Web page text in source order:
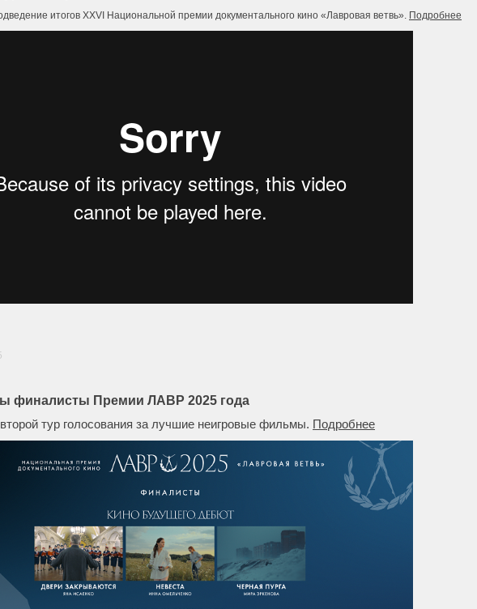
итогов ХХVI Национальной премии документального кино «Лавровая ветвь». Подробнее
финалисты Премии ЛАВР 2025 года
тур голосования за лучшие неигровые фильмы. Подробнее